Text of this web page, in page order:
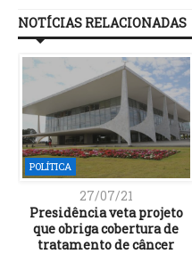
NOTÍCIAS RELACIONADAS
POLÍTICA
27/07/21
Presidência veta projeto
que obriga cobertura de
tratamento de câncer